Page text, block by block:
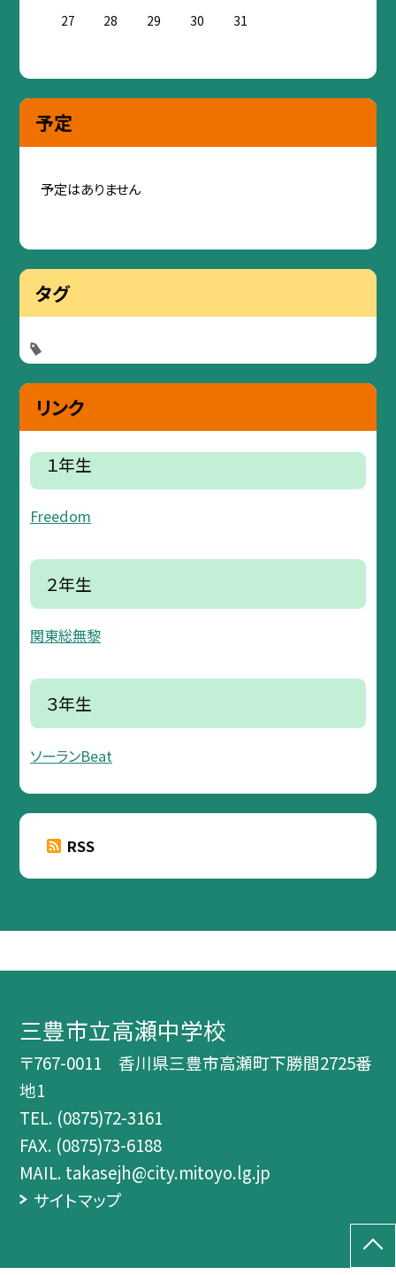
27
28 29 30 31
予定
予定はありません
タグ
リンク
１年生
Freedom
２年生
関東総無黎
３年生
ソーランBeat
RSS
三豊市立高瀬中学校
〒767-0011 香川県三豊市高瀬町下勝間2725番
地1
TEL. (0875)72-3161
FAX. (0875)73-6188
MAIL. takasejh@city.mitoyo.lg.jp
サイトマップ